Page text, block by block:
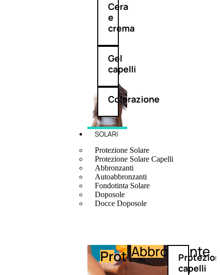
Cera
e
crema
Gel
capelli
Colorazione
SOLARI
Protezione Solare
Protezione Solare Capelli
Abbronzanti
Autoabbronzanti
Fondotinta Solare
Doposole
Docce Doposole
Protezione
Abbronzante
capelli